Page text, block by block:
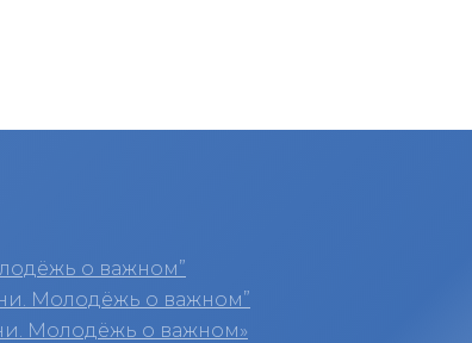
о важном”
Молодёжь о важном”
Молодёжь о важном»